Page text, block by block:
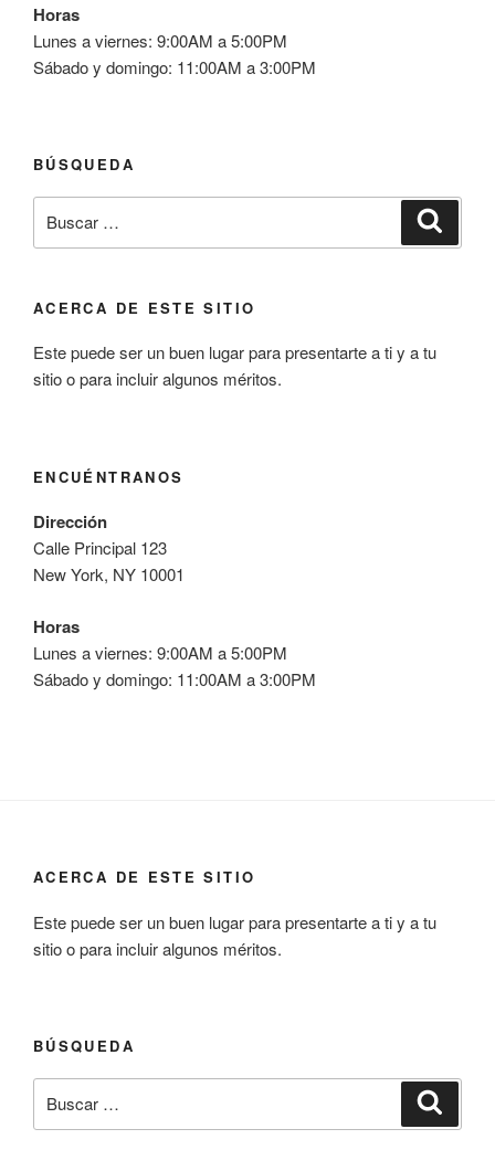
Horas
Lunes a viernes: 9:00AM a 5:00PM
Sábado y domingo: 11:00AM a 3:00PM
BÚSQUEDA
por:
ACERCA DE ESTE SITIO
Este puede ser un buen lugar para presentarte a ti y a tu
sitio o para incluir algunos méritos.
ENCUÉNTRANOS
Dirección
Calle Principal 123
New York, NY 10001
Horas
Lunes a viernes: 9:00AM a 5:00PM
Sábado y domingo: 11:00AM a 3:00PM
ACERCA DE ESTE SITIO
Este puede ser un buen lugar para presentarte a ti y a tu
sitio o para incluir algunos méritos.
BÚSQUEDA
por: